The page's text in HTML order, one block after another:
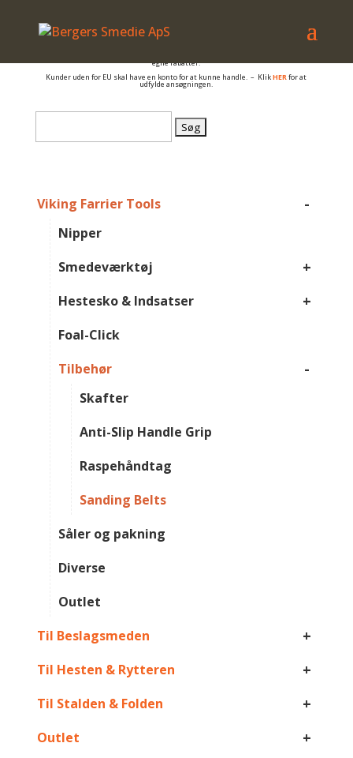
– også salg til PRIVATE
egne rabatter.
Kunder uden for EU skal have en konto for at kunne handle. – KlikHERfor at
udfylde ansøgningen.
efter:
Viking Farrier Tools -
Nipper
Smedeværktøj
+
Hestesko & Indsatser +
Foal-Click
Tilbehør
-
Skafter
Anti-Slip Handle Grip
Raspehåndtag
Sanding Belts
Såler og pakning
Diverse
Outlet
Til Beslagsmeden
+
Til Hesten & Rytteren +
Til Stalden & Folden +
Outlet +